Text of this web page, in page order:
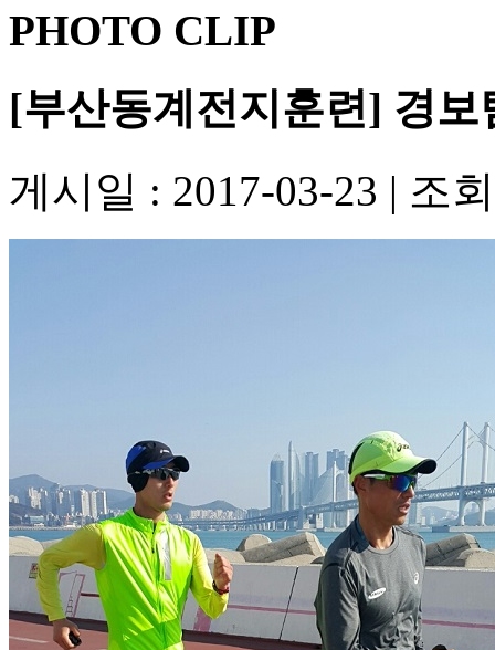
PHOTO CLIP
[부산동계전지훈련] 경보
게시일 : 2017-03-23 | 조